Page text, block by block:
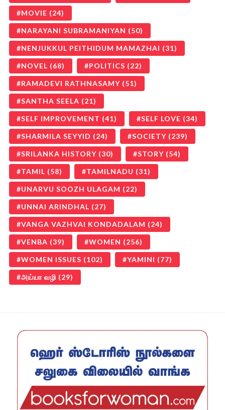
MOVIE (24)
NARAYANI SUBRAMANIYAN (50)
NENJUKKUL PEITHIDUM MAMAZHAI (31)
NOVEL (68) POLITICS (22)
RAMADEVI RATHNASAMY (51)
SANTHA SEELA (21)
SELF IMPROVEMENT (41) SELF LOVE (34)
SHARMILA SEYYID (24) SOCIETY (239)
SRILANKA HISTORY (30) STORY (54)
TAMIL (58) TAMILNADU (31)
UNARVU SOOZH ULAGAM (22)
UNNAI ARINDHAL (27)
VANGA VAZHVAI KONDADALAM (24)
VENBA (39) WOMEN (256)
WOMEN ISSUES (102) YAMINI (77)
அய்யா வழி (29)